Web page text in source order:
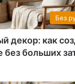
Без
декор: как
без больших